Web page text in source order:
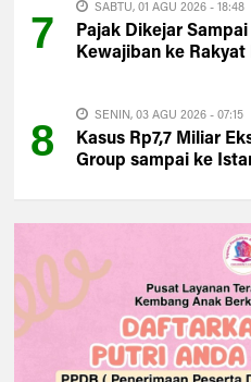
7
SABTU, 01 AGU 2026 - 18:48
Pajak Dikejar
Kewajiban ke
8
SENIN, 03 AGU 2026 - 07:15
Kasus Rp7,7 Miliar
Group sampai ke